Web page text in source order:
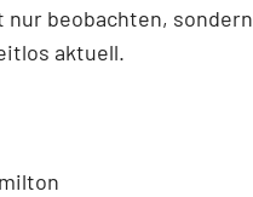
nur beobachten, sondern
aktuell.